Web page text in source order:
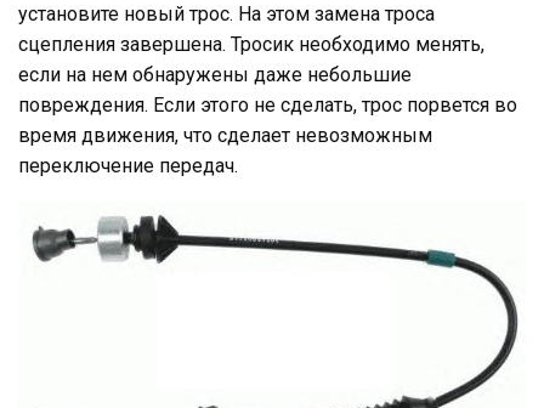
установите новый трос. На этом замена троса
сцепления завершена. Тросик необходимо менять,
если на нем обнаружены даже небольшие
повреждения. Если этого не сделать, трос порвется во
время движения, что сделает невозможным
переключение передач.